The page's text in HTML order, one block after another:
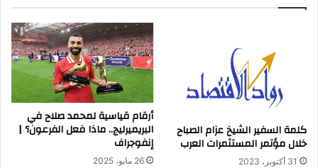
كلمة السفير الشيخ عزام الصباح
خلال مؤتمر المستثمرات العرب
31 أكتوبر، 2023
أرقام قياسية لمحمد صلاح في
البريميرليج.. ماذا فعل الفرعون؟ |
إنفوجراف
26 مايو، 2025